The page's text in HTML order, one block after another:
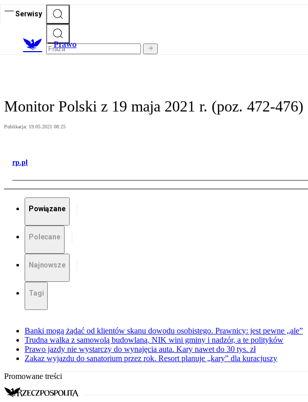
Serwisy
Prawo
Monitor Polski z 19 maja 2021 r. (poz. 472-476)
Publikacja: 19.05.2021 08:25
rp.pl
Powiązane
Polecane
Najnowsze
Tagi
Banki mogą żądać od klientów skanu dowodu osobistego. Prawnicy: jest pewne „ale”
Trudna walka z samowolą budowlaną. NIK wini gminy i nadzór, a te polityków
Prawo jazdy nie wystarczy do wynajęcia auta. Kary nawet do 30 tys. zł
Zakaz wyjazdu do sanatorium przez rok. Resort planuje „kary” dla kuracjuszy
Promowane treści